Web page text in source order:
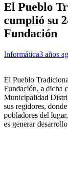
El Pueblo
cumplió su
Fundación
Informática3 años
El Pueblo
Fundación, a dicha
Municipalidad
sus regidores,
pobladores del
es generar